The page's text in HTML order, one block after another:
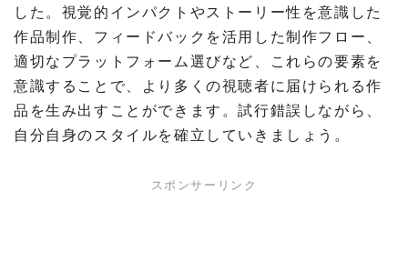
した。視覚的インパクトやストーリー性を意識した
作品制作、フィードバックを活用した制作フロー、
適切なプラットフォーム選びなど、これらの要素を
意識することで、より多くの視聴者に届けられる作
品を生み出すことができます。試行錯誤しながら、
自分自身のスタイルを確立していきましょう。
スポンサーリンク